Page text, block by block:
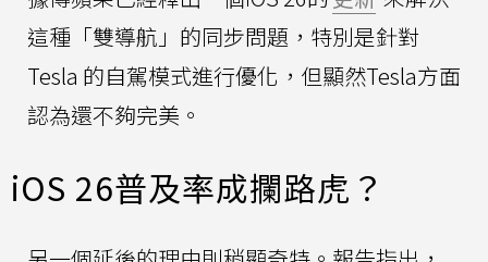
這種「雙導航」的同步問題，特別是針對
Tesla 的自駕模式進行優化，但顯然Tesla方面
認為還不夠完美。
iOS 26普及率成攔路虎？